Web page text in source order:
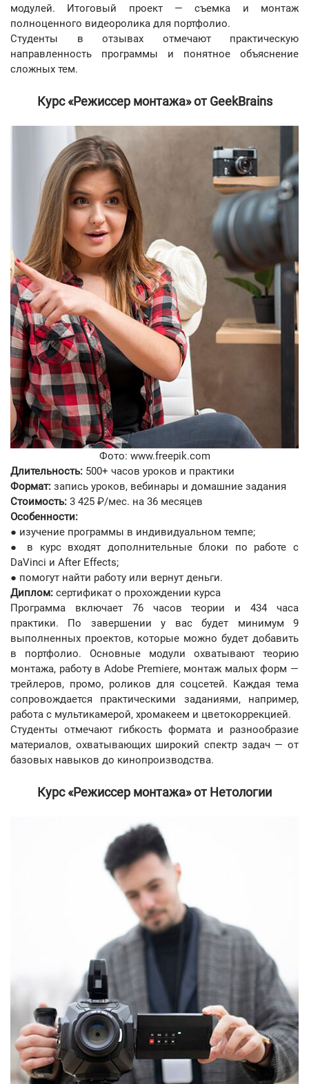
модулей. Итоговый проект — съемка и монтаж
полноценного видеоролика для портфолио.
Студенты в отзывах отмечают практическую
направленность программы и понятное объяснение
сложных тем.
Курс «Режиссер монтажа» от GeekBrains
Фото: www.freepik.com
Длительность: 500+ часов уроков и практики
Формат: запись уроков, вебинары и домашние задания
Стоимость: 3 425 ₽/мес. на 36 месяцев
Особенности:
● изучение программы в индивидуальном темпе;
● в курс входят дополнительные блоки по работе с
DaVinci и After Effects;
● помогут найти работу или вернут деньги.
Диплом: сертификат о прохождении курса
Программа включает 76 часов теории и 434 часа
практики. По завершении у вас будет минимум 9
выполненных проектов, которые можно будет добавить
в портфолио. Основные модули охватывают теорию
монтажа, работу в Adobe Premiere, монтаж малых форм ―
трейлеров, промо, роликов для соцсетей. Каждая тема
сопровождается практическими заданиями, например,
работа с мультикамерой, хромакеем и цветокоррекцией.
Студенты отмечают гибкость формата и разнообразие
материалов, охватывающих широкий спектр задач — от
базовых навыков до кинопроизводства.
Курс «Режиссер монтажа» от Нетологии